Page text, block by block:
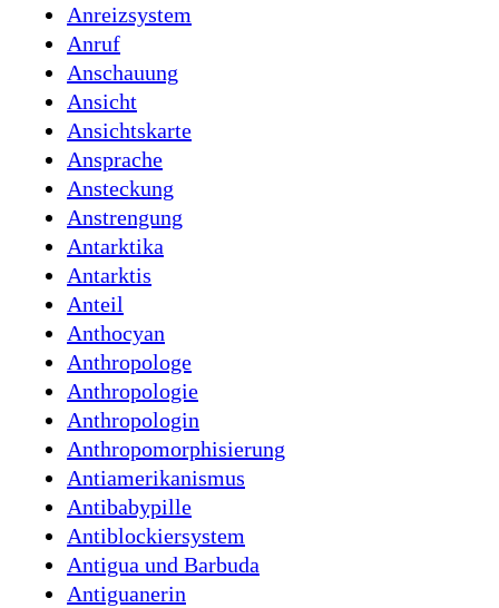
Anreizsystem
Anruf
Anschauung
Ansicht
Ansichtskarte
Ansprache
Ansteckung
Anstrengung
Antarktika
Antarktis
Anteil
Anthocyan
Anthropologe
Anthropologie
Anthropologin
Anthropomorphisierung
Antiamerikanismus
Antibabypille
Antiblockiersystem
Antigua und Barbuda
Antiguanerin